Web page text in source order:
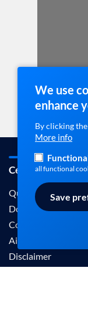
Cebam /
Qui sommes-nous
Documentation
Contact
Aide
Disclaimer
We use
enhance
By clicking
More info
all functional
Save